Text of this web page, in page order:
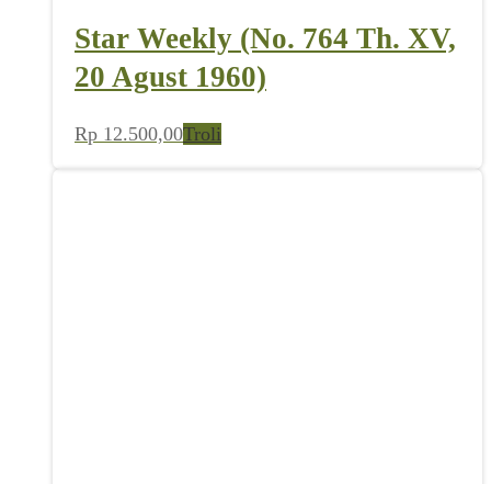
Star Weekly (No. 764 Th. XV,
20 Agust 1960)
Rp 12.500,00Troli